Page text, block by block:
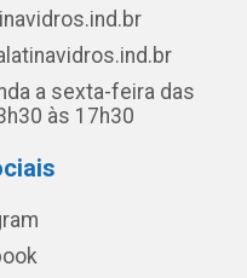
a sexta-feira das
às 17h30